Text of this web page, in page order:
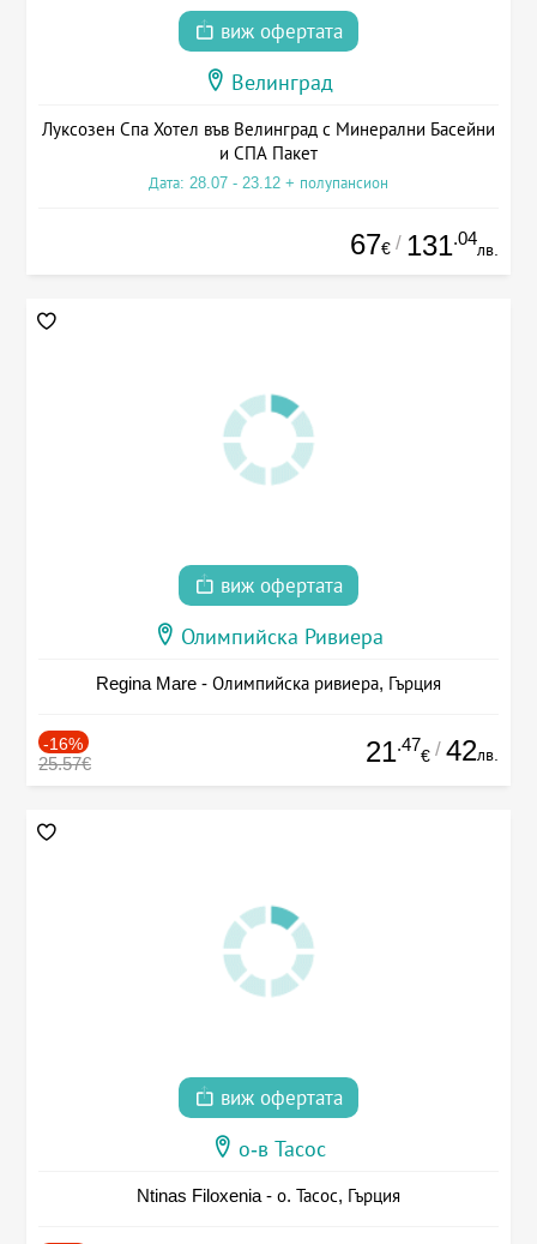
виж офертата
Велинград
Луксозен Спа Хотел във Велинград с Минерални Басейни
и СПА Пакет
Дата: 28.07 - 23.12 + полупансион
67€ / 131.04
лв.
виж офертата
Олимпийска Ривиера
Regina Mare - Олимпийска ривиера, Гърция
-16%
25.57€ 21.47
€ / 42лв.
виж офертата
о-в Тасос
Ntinas Filoxenia - о. Тасос, Гърция